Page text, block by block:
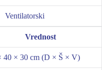
Ventilatorski
Vrednost
40 × 30 cm (D × Š × V)